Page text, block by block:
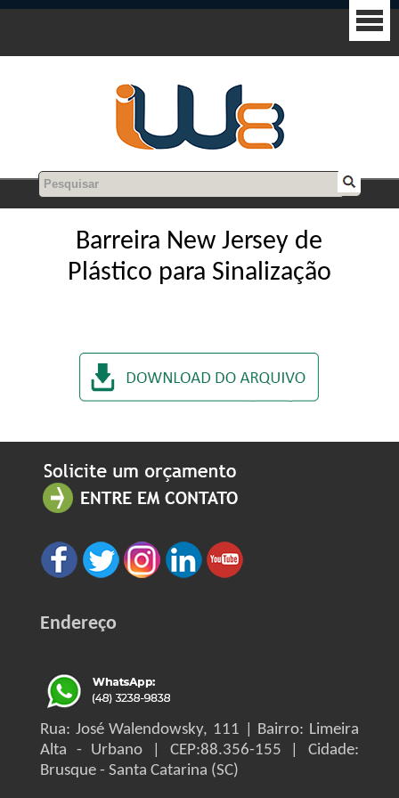
Barreira New Jersey de
Plástico para Sinalização
Endereço
Rua: José Walendowsky, 111 | Bairro: Limeira
Alta - Urbano | CEP:88.356-155 | Cidade:
Brusque - Santa Catarina (SC)